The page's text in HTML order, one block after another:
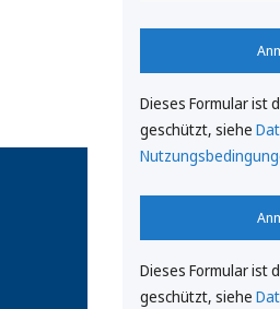
Dieses Formular ist
geschützt, siehe
Dieses Formular ist
geschützt, siehe